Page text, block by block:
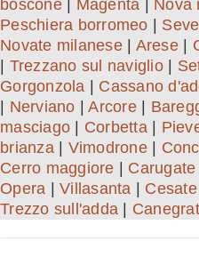
boscone| Magenta Nova
Peschiera borromeo
Novate milanese| Arese|
Trezzano sul naviglio|
Gorgonzola
Cassano
Nerviano |Arcore|
masciago
Corbetta|
brianza| Vimodrone|
Cerro maggiore
Carugate
Opera
Villasanta Cesate
Trezzo sull'adda